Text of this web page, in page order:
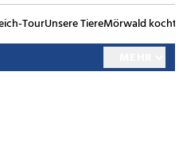
TourUnsere TiereMörwald kocht